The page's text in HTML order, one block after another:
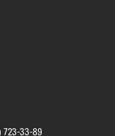
723-33-89